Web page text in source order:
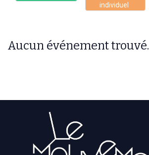
individuel
Aucun événement trouvé.